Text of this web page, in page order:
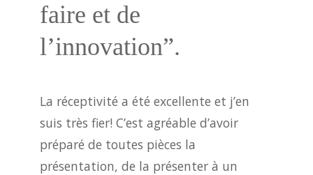
faire et de
l’innovation”.
La réceptivité a été excellente et j’en
suis très fier! C’est agréable d’avoir
préparé de toutes pièces la
présentation, de la présenter à un